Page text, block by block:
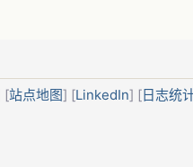
[站点地图] [LinkedIn] [日志统